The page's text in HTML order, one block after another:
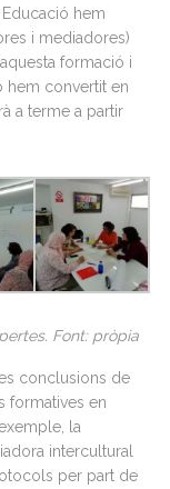
Educació hem
i mediadores)
formació i
hem convertit en
a terme a partir
Font: pròpia
conclusions de
formatives en
la
intercultural
per part de